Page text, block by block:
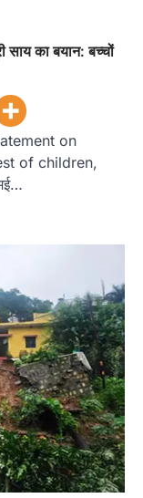
का बयान: बच्चों
on
of children,